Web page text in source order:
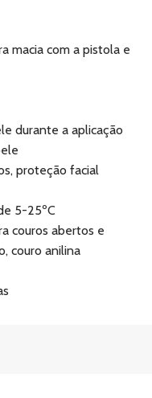
macia com a pistola e
durante a aplicação
proteção facial
5-25ºC
couros abertos e
couro anilina